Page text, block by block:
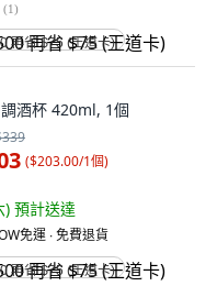
(1)
再省 $75 (王道卡)
酒杯 420ml, 1個
($203.00/1個)
) 預計送達
免運 ∙ 免費退貨
再省 $75 (王道卡)